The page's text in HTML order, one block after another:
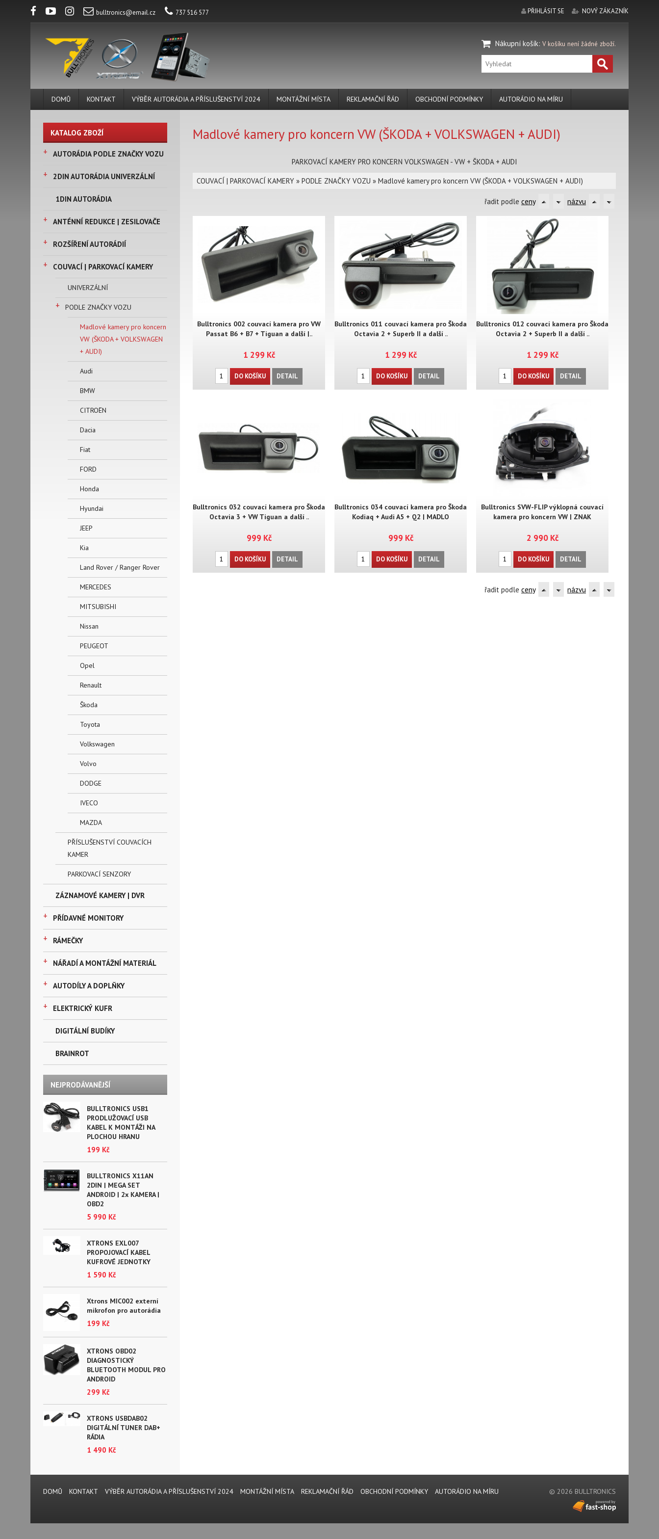
bulltronics@email.cz 737 516 577 PŘIHLÁSIT SE NOVÝ ZÁKAZNÍK
Nákupní košík: V košíku není žádné zboží.
DOMŮ KONTAKT VÝBĚR AUTORÁDIA A PŘÍSLUŠENSTVÍ 2024 MONTÁŽNÍ MÍSTA REKLAMAČNÍ ŘÁD OBCHODNÍ PODMÍNKY AUTORÁDIO NA MÍRU
KATALOG ZBOŽÍ
+ AUTORÁDIA PODLE ZNAČKY VOZU
+ 2DIN AUTORÁDIA UNIVERZÁLNÍ
1DIN AUTORÁDIA
+ ANTÉNNÍ REDUKCE | ZESILOVAČE
+ ROZŠÍŘENÍ AUTORÁDIÍ
+ COUVACÍ | PARKOVACÍ KAMERY
UNIVERZÁLNÍ
+ PODLE ZNAČKY VOZU
Madlové kamery pro koncern
VW (ŠKODA + VOLKSWAGEN
+ AUDI)
Audi
BMW
CITROËN
Dacia
Fiat
FORD
Honda
Hyundai
JEEP
Kia
Land Rover / Ranger Rover
MERCEDES
MITSUBISHI
Nissan
PEUGEOT
Opel
Renault
Škoda
Toyota
Volkswagen
Volvo
DODGE
IVECO
MAZDA
PŘÍSLUŠENSTVÍ COUVACÍCH
KAMER
PARKOVACÍ SENZORY
ZÁZNAMOVÉ KAMERY | DVR
+ PŘÍDAVNÉ MONITORY
+ RÁMEČKY
+ NÁŘADÍ A MONTÁŽNÍ MATERIÁL
+ AUTODÍLY A DOPLŇKY
+ ELEKTRICKÝ KUFR
DIGITÁLNÍ BUDÍKY
BRAINROT
NEJPRODÁVANĚJŠÍ
BULLTRONICS USB1
PRODLUŽOVACÍ USB
KABEL K MONTÁŽI NA
PLOCHOU HRANU
199 Kč
BULLTRONICS X11AN
2DIN | MEGA SET
ANDROID | 2x KAMERA |
OBD2
5 990 Kč
XTRONS EXL007
PROPOJOVACÍ KABEL
KUFROVÉ JEDNOTKY
1 590 Kč
Xtrons MIC002 externí
mikrofon pro autorádia
199 Kč
XTRONS OBD02
DIAGNOSTICKÝ
BLUETOOTH MODUL PRO
ANDROID
299 Kč
XTRONS USBDAB02
DIGITÁLNÍ TUNER DAB+
RÁDIA
1 490 Kč
Madlové kamery pro koncern VW (ŠKODA + VOLKSWAGEN + AUDI)
PARKOVACÍ KAMERY PRO KONCERN VOLKSWAGEN - VW + ŠKODA + AUDI
COUVACÍ | PARKOVACÍ KAMERY » PODLE ZNAČKY VOZU » Madlové kamery pro koncern VW (ŠKODA + VOLKSWAGEN + AUDI)
řadit podle ceny názvu
Bulltronics 002 couvací kamera pro VW
Passat B6 + B7 + Tiguan a další |..
1 299 Kč
DO KOŠÍKU DETAIL
Bulltronics 011 couvací kamera pro Škoda
Octavia 2 + Superb II a další ..
1 299 Kč
DO KOŠÍKU DETAIL
Bulltronics 012 couvací kamera pro Škoda
Octavia 2 + Superb II a další ..
1 299 Kč
DO KOŠÍKU DETAIL
Bulltronics 032 couvací kamera pro Škoda
Octavia 3 + VW Tiguan a další ..
999 Kč
DO KOŠÍKU DETAIL
Bulltronics 034 couvací kamera pro Škoda
Kodiaq + Audi A5 + Q2 | MADLO
999 Kč
DO KOŠÍKU DETAIL
Bulltronics SVW-FLIP výklopná couvací
kamera pro koncern VW | ZNAK
2 990 Kč
DO KOŠÍKU DETAIL
řadit podle ceny názvu
DOMŮ KONTAKT VÝBĚR AUTORÁDIA A PŘÍSLUŠENSTVÍ 2024 MONTÁŽNÍ MÍSTA REKLAMAČNÍ ŘÁD OBCHODNÍ PODMÍNKY AUTORÁDIO NA MÍRU © 2026 BULLTRONICS